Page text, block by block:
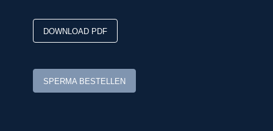
DOWNLOAD PDF
SPERMA BESTELLEN